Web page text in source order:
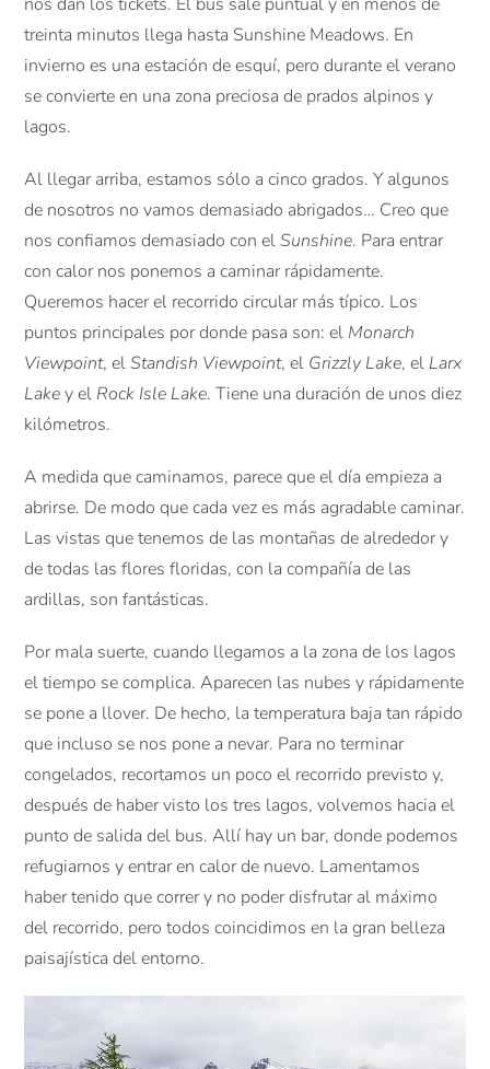
treinta minutos llega hasta Sunshine Meadows. En
invierno es una estación de esquí, pero durante el verano
se convierte en una zona preciosa de prados alpinos y
lagos.
Al llegar arriba, estamos sólo a cinco grados. Y algunos
de nosotros no vamos demasiado abrigados… Creo que
nos confiamos demasiado con elSunshine. Para entrar
con calor nos ponemos a caminar rápidamente.
Queremos hacer el recorrido circular más típico. Los
puntos principales por donde pasa son: el Monarch
Viewpoint, elStandish Viewpoint, el Grizzly Lake, el Larx
Lakey el Rock Isle Lake. Tiene una duración de unos diez
kilómetros.
A medida que caminamos, parece que el día empieza a
abrirse. De modo que cada vez es más agradable caminar.
Las vistas que tenemos de las montañas de alrededor y
de todas las flores floridas, con la compañía de las
ardillas, son fantásticas.
Por mala suerte, cuando llegamos a la zona de los lagos
el tiempo se complica. Aparecen las nubes y rápidamente
se pone a llover. De hecho, la temperatura baja tan rápido
que incluso se nos pone a nevar. Para no terminar
congelados, recortamos un poco el recorrido previsto y,
después de haber visto los tres lagos, volvemos hacia el
punto de salida del bus. Allí hay un bar, donde podemos
refugiarnos y entrar en calor de nuevo. Lamentamos
haber tenido que correr y no poder disfrutar al máximo
del recorrido, pero todos coincidimos en la gran belleza
paisajística del entorno.